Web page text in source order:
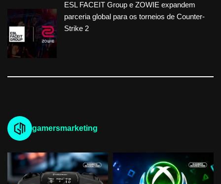
ESL FACEIT Group e ZOWIE expandem
parceria global para os torneios de Counter-
Strike 2
gamersmarketing